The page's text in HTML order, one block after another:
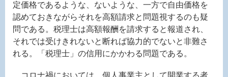
定価格であるような、ないような、一方で自由価格を
認めておきながらそれを高額請求と問題視するのも疑
問である。税理士は高額報酬を請求すると報道され、
それでは受けきれないと断れば協力的でないと非難さ
れる。「税理士」の信用にかかわる問題である。